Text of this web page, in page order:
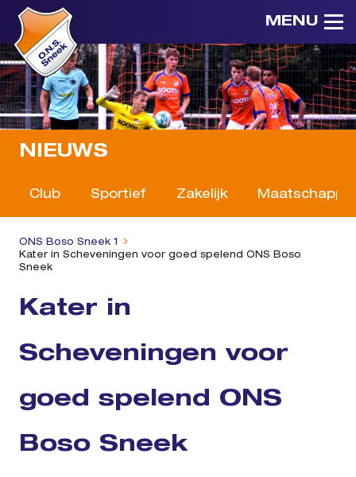
MENU
NIEUWS
Club Sportief Zakelijk
ONS Boso Sneek 1
Kater in Scheveningen voor goed spelend ONS Boso
Sneek
Kater in
Scheveningen voor
goed spelend ONS
Boso Sneek